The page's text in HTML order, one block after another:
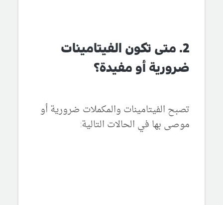
2. متى تكون الفيتامينات
ضرورية أو مفيدة؟
تصبح الفيتامينات والمكملات ضرورية أو
موصى بها في الحالات التالية: